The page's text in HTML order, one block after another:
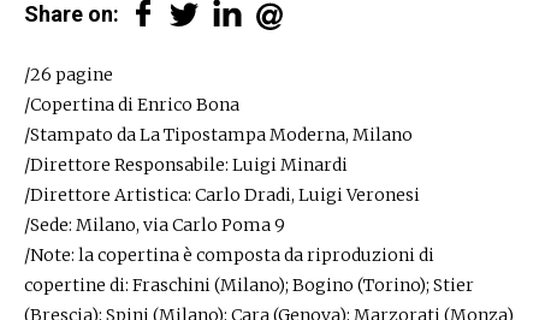
Share on:
/26 pagine
/Copertina di Enrico Bona
/Stampato da La Tipostampa Moderna, Milano
/Direttore Responsabile: Luigi Minardi
/Direttore Artistica: Carlo Dradi, Luigi Veronesi
​​​​​​​/Sede: Milano, via Carlo Poma 9
/Note: la copertina è composta da riproduzioni di
copertine di: Fraschini (Milano); Bogino (Torino); Stier
(Brescia); Spini (Milano); Cara (Genova); Marzorati (Monza)